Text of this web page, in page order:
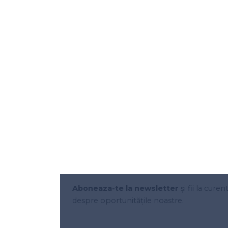
Aboneaza-te la newsletter și fii la
despre oportunitățile noastre.